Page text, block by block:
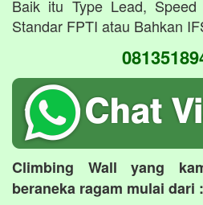
Baik itu Type Lead,
Standar FPTI atau Bahkan
Climbing Wall yang
beraneka ragam mulai dari :